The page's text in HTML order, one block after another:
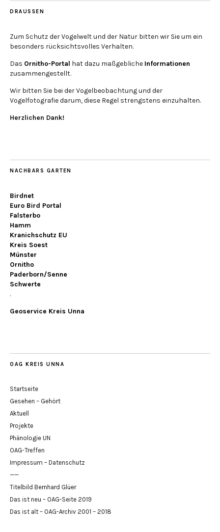
DRAUSSEN
Zum Schutz der Vogelwelt und der Natur bitten wir Sie um ein
besonders rücksichtsvolles Verhalten.
Das Ornitho-Portal hat dazu maßgebliche Informationen
zusammengestellt.
Wir bitten Sie bei der Vogelbeobachtung und der
Vogelfotografie darum, diese Regel strengstens einzuhalten.
Herzlichen Dank!
NACHBARS GARTEN
Birdnet
Euro Bird Portal
Falsterbo
Hamm
Kranichschutz EU
Kreis Soest
Münster
Ornitho
Paderborn/Senne
Schwerte
.
Geoservice Kreis Unna
OAG KREIS UNNA
Startseite
Gesehen – Gehört
Aktuell
Projekte
Phänologie UN
OAG-Treffen
Impressum – Datenschutz
——
Titelbild Bernhard Glüer
Das ist neu – OAG-Seite 2019
Das ist alt – OAG-Archiv 2001 – 2018